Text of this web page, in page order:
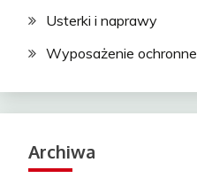
Usterki i naprawy
Wyposażenie ochronne
Archiwa